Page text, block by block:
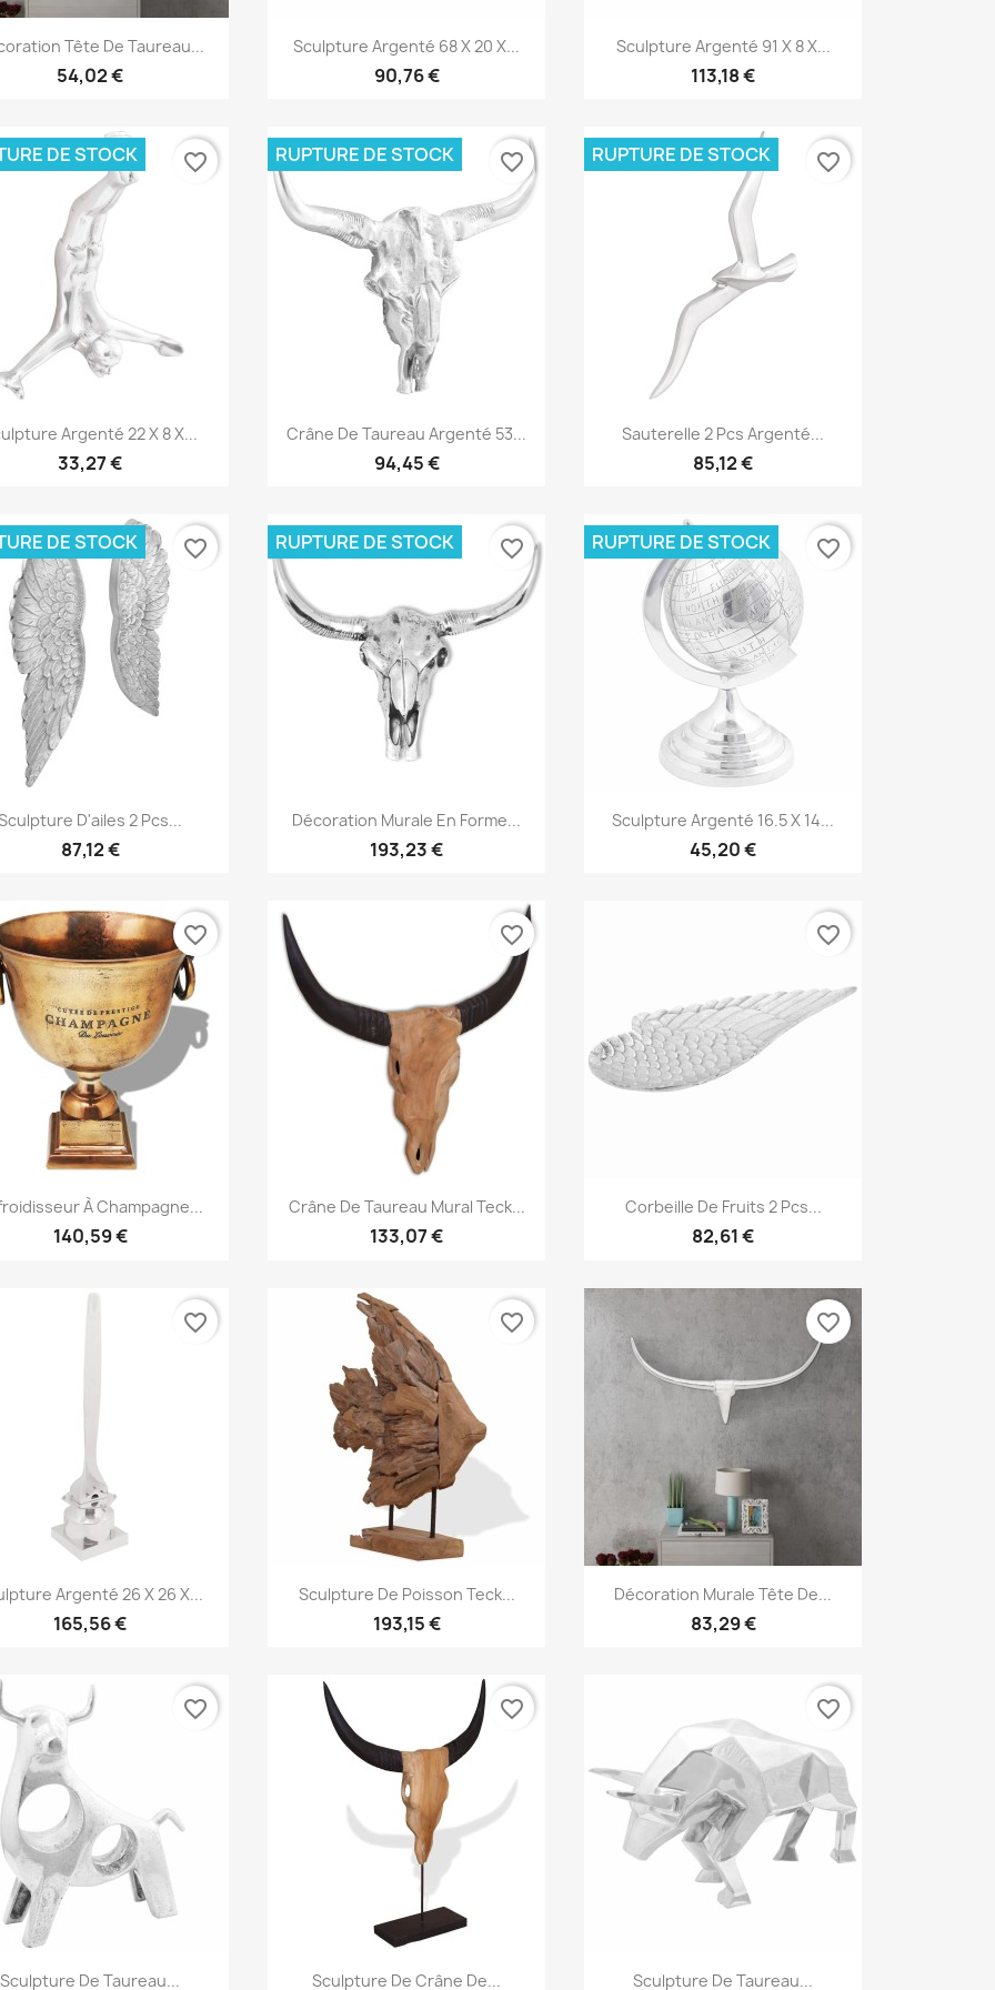
Aperçu rapide
Tête De Taureau...
54,02 €
Aperçu rapide
Sculpture Argenté 68 X 20 X...
90,76 €
Aperçu rapide
Sculpture Argenté 91 X 8 X...
113,18 €
Aperçu rapide
Argenté 22 X 8 X...
33,27 €
DE STOCK favorite_border
Aperçu rapide
Crâne De Taureau Argenté 53...
94,45 €
RUPTURE DE STOCK favorite_border
Aperçu rapide
Sauterelle 2 Pcs Argenté...
85,12 €
RUPTURE DE STOCK favorite_border
Aperçu rapide
D'ailes 2 Pcs...
87,12 €
DE STOCK favorite_border
Aperçu rapide
Décoration Murale En Forme...
193,23 €
RUPTURE DE STOCK favorite_border
Aperçu rapide
Sculpture Argenté 16.5 X 14...
45,20 €
RUPTURE DE STOCK favorite_border
Aperçu rapide
À Champagne...
140,59 €
favorite_border
Aperçu rapide
Crâne De Taureau Mural Teck...
133,07 €
favorite_border
Aperçu rapide
Corbeille De Fruits 2 Pcs...
82,61 €
favorite_border
Aperçu rapide
Argenté 26 X 26 X...
165,56 €
favorite_border
Aperçu rapide
Sculpture De Poisson Teck...
193,15 €
favorite_border
Aperçu rapide
Décoration Murale Tête De...
83,29 €
favorite_border
Aperçu rapide
Sculpture De Taureau...
favorite_border
Aperçu rapide
Sculpture De Crâne De...
favorite_border
Aperçu rapide
Sculpture De Taureau...
favorite_border